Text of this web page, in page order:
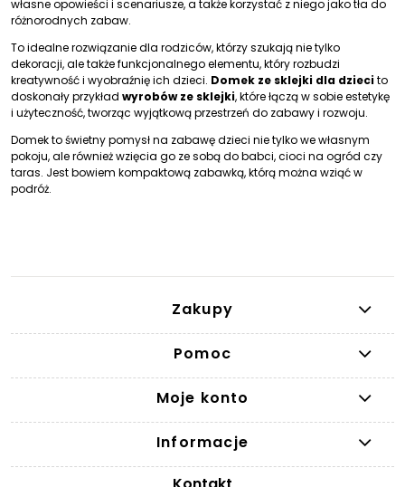
własne opowieści i scenariusze, a także korzystać z niego jako tła do
różnorodnych zabaw.
To idealne rozwiązanie dla rodziców, którzy szukają nie tylko
dekoracji, ale także funkcjonalnego elementu, który rozbudzi
kreatywność i wyobraźnię ich dzieci. Domek ze sklejki dla dziecito
doskonały przykład wyrobów ze sklejki, które łączą w sobie estetykę
i użyteczność, tworząc wyjątkową przestrzeń do zabawy i rozwoju.
Domek to świetny pomysł na zabawę dzieci nie tylko we własnym
pokoju, ale również wzięcia go ze sobą do babci, cioci na ogród czy
taras. Jest bowiem kompaktową zabawką, którą można wziąć w
podróż.
Zakupy
Pomoc
Moje konto
Informacje